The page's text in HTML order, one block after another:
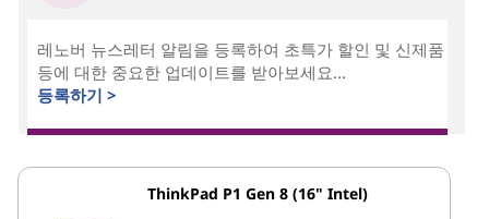
레노버 뉴스레터 알림을 등록하여 초특가 할인 및 신제품
등에 대한 중요한 업데이트를 받아보세요...
등록하기 >
ThinkPad P1 Gen 8 (16" Intel)